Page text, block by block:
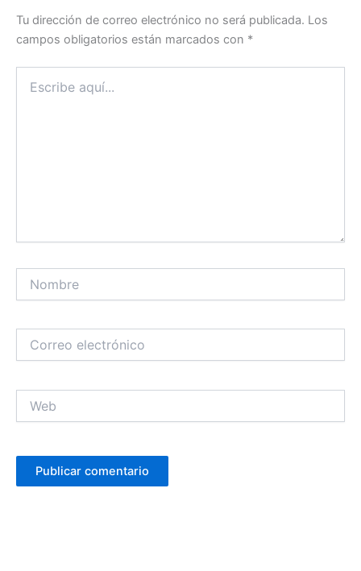
Tu dirección de correo electrónico no será publicada. Los
campos obligatorios están marcados con *
aquí...
electrónico